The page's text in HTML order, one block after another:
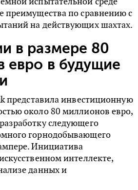
преимущества по сравнению с
на действующих шахтах.
в размере 80
евро в будущие
представила инвестиционную
около 80 миллионов евро,
следующего
горнодобывающего
Инициатива
интеллекте,
данных и